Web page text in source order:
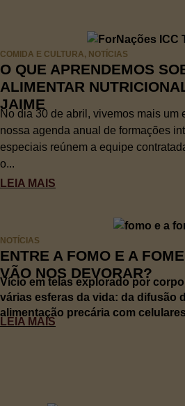
COMIDA E CULTURA, NOTÍCIAS
O QUE APRENDEMOS
ALIMENTAR
JAIME
No dia 30 de abril, vivemos mais um
nossa agenda anual de formações
especiais reúnem a equipe
o...
LEIA MAIS
NOTÍCIAS
ENTRE A FOMO E A
VÃO NOS DEVORAR?
Vício em telas explorado por
várias esferas da vida: da difusão
alimentação precária com
LEIA MAIS